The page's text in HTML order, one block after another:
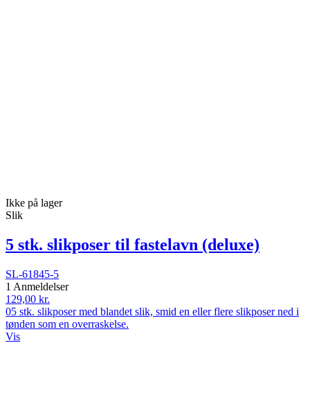
Ikke på lager
Slik
5 stk. slikposer til fastelavn (deluxe)
SL-61845-5
1 Anmeldelser
129,00 kr.
05 stk. slikposer med blandet slik, smid en eller flere slikposer ned i
tønden som en overraskelse.
Vis